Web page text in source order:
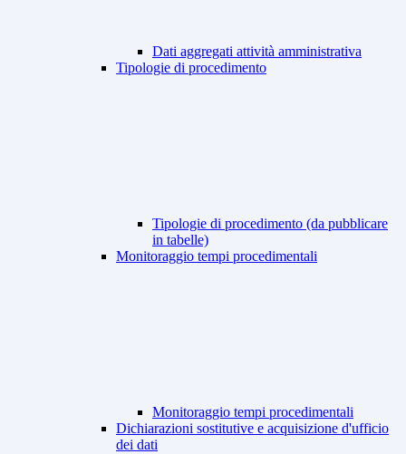
Dati aggregati attività amministrativa
Tipologie di procedimento
Tipologie di procedimento (da pubblicare
in tabelle)
Monitoraggio tempi procedimentali
Monitoraggio tempi procedimentali
Dichiarazioni sostitutive e acquisizione d'ufficio
dei dati